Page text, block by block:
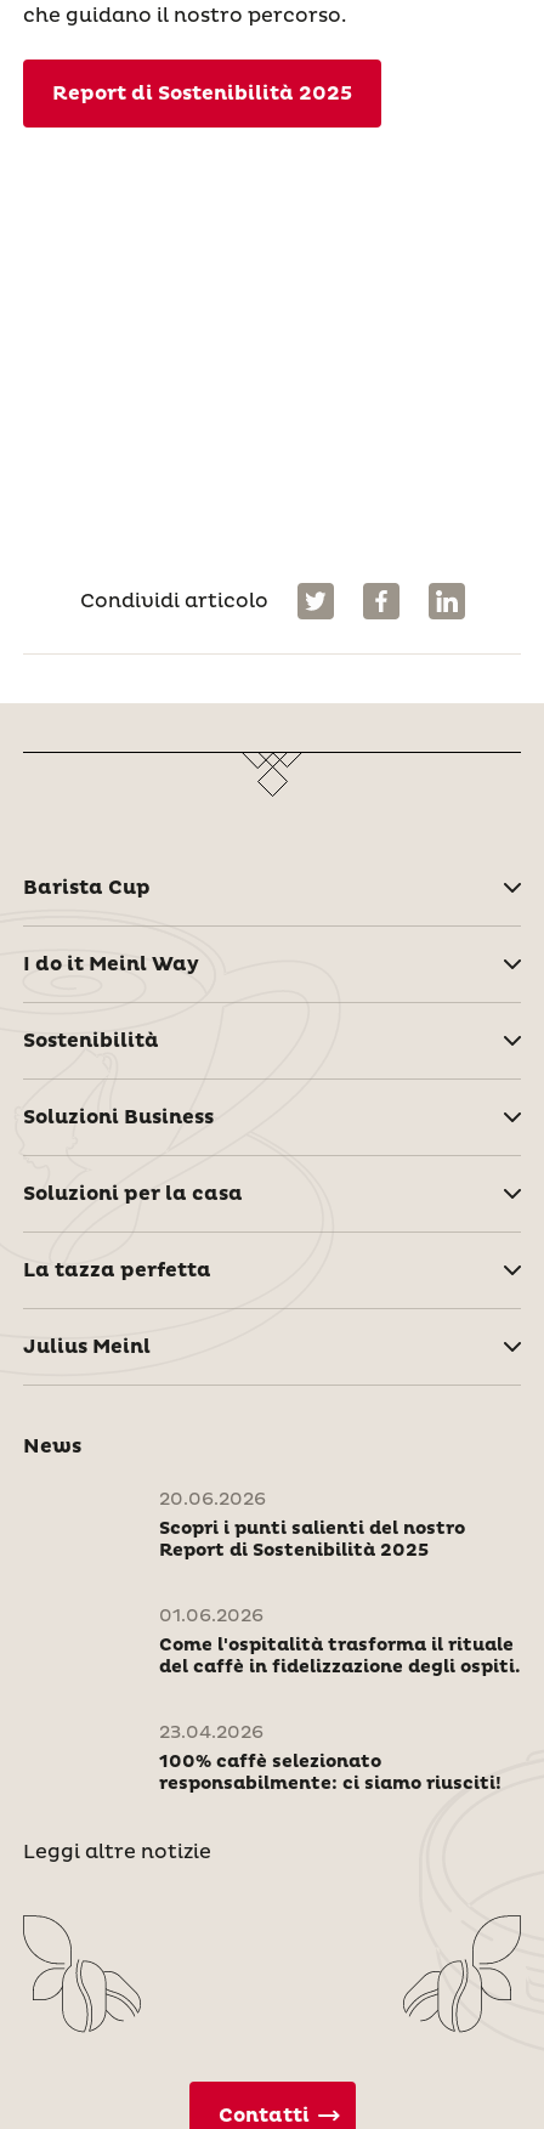
che guidano il nostro percorso.
Report di Sostenibilità 2025
Condividi articolo
Barista Cup
I do it Meinl Way
Sostenibilità
Soluzioni Business
Soluzioni per la casa
La tazza perfetta
Julius Meinl
News
20.06.2026
Scopri i punti salienti del nostro
Report di Sostenibilità 2025
01.06.2026
Come l'ospitalità trasforma il rituale
del caffè in fidelizzazione degli ospiti.
23.04.2026
100% caffè selezionato
responsabilmente: ci siamo riusciti!
Leggi altre notizie
Contatti